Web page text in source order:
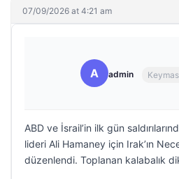
07/09/2026 at 4:21 am
A admin
ABD ve İsrail’in ilk gün
lideri Ali Hamaney için Irak’ın
düzenlendi. Toplanan kalabalık